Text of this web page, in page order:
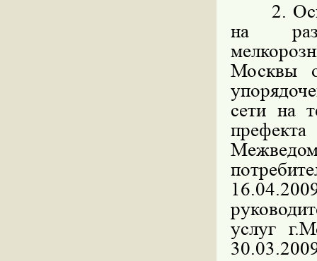
2.
на
Москвы
сети на
услуг